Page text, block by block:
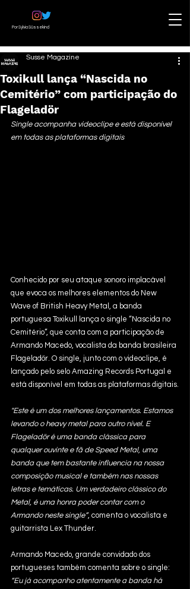
Por Sylvia Süssekind
Toxikull lança “Nascida no
Cemitério” com participação do
Flageladör
Susse Magazine
Single acompanha videoclipe e está disponível
em todas as plataformas digitais
Conhecido por seu ataque sonoro implacável
que evoca os melhores elementos do New
Wave of British Heavy Metal, a banda
portuguesa Toxikull lança o single “Nascida no
Cemitério”, que conta com a participação de
Armando Macedo, vocalista da banda brasileira
Flageladör. O single, junto com o videoclipe, é
lançado pelo selo Amazing Records Portugal e
está disponível em todas as plataformas digitais.
"Este é um dos melhores lançamentos. Estamos
levando o heavy metal para outro nível. E
Flageladör é uma banda clássica para
qualquer ouvinte e fã de Speed Metal, uma
banda que tem bastante influencia na nossa
composição musical e também nas nossas
letras e temáticas. Um verdadeiro clássico do
Metal, é uma honra poder contar com o
Armando neste single”, comenta o vocalista e
guitarrista Lex Thunder.
Armando Macedo, grande convidado dos
portugueses também comenta sobre o single:
“Eu já acompanho atentamente a banda há